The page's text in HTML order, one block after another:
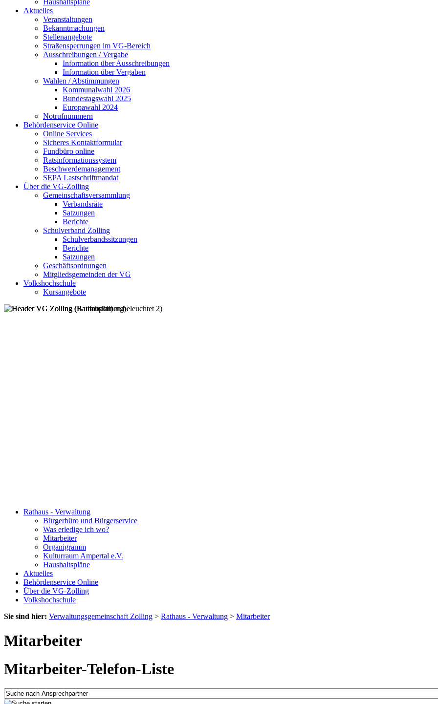
Haushaltspläne
Aktuelles
Veranstaltungen
Bekanntmachungen
Stellenangebote
Straßensperrungen im VG-Bereich
Ausschreibungen / Vergabe
Information über Ausschreibungen
Information über Vergaben
Wahlen / Abstimmungen
Kommunalwahl 2026
Bundestagswahl 2025
Europawahl 2024
Notrufnummern
Behördenservice Online
Online Services
Sicheres Kontaktformular
Fundbüro online
Ratsinformationssystem
Beschwerdemanagement
SEPA Lastschriftmandat
Über die VG-Zolling
Gemeinschaftsversammlung
Verbandsräte
Satzungen
Berichte
Schulverband Zolling
Schulverbandssitzungen
Berichte
Satzungen
Geschäftsordnungen
Mitgliedsgemeinden der VG
Volkshochschule
Kursangebote
Rathaus - Verwaltung
Bürgerbüro und Bürgerservice
Was erledige ich wo?
Mitarbeiter
Organigramm
Kulturraum Ampertal e.V.
Haushaltspläne
Aktuelles
Behördenservice Online
Über die VG-Zolling
Volkshochschule
Sie sind hier: Verwaltungsgemeinschaft Zolling > Rathaus - Verwaltung > Mitarbeiter
Mitarbeiter
Mitarbeiter-Telefon-Liste